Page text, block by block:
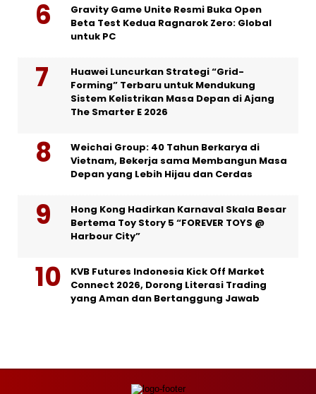
Gravity Game Unite Resmi Buka Open
Beta Test Kedua Ragnarok Zero: Global
untuk PC
Huawei Luncurkan Strategi “Grid-
Forming” Terbaru untuk Mendukung
Sistem Kelistrikan Masa Depan di Ajang
The Smarter E 2026
Weichai Group: 40 Tahun Berkarya di
Vietnam, Bekerja sama Membangun Masa
Depan yang Lebih Hijau dan Cerdas
Hong Kong Hadirkan Karnaval Skala Besar
Bertema Toy Story 5 “FOREVER TOYS @
Harbour City”
KVB Futures Indonesia Kick Off Market
Connect 2026, Dorong Literasi Trading
yang Aman dan Bertanggung Jawab